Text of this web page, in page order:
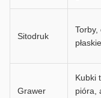
Sitodruk
Grawer
Kubki
pióra,